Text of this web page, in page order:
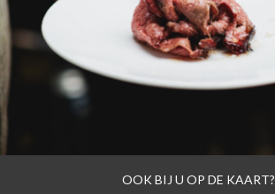
OOK BIJ U OP DE KAART?